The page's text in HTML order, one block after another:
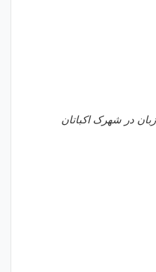
در شهرک اکباتان